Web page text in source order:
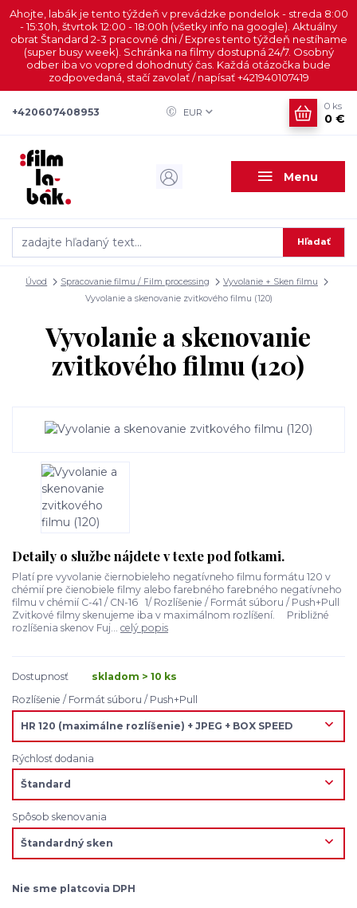
Ahojte, labák je tento týždeň v prevádzke pondelok - streda 8:00
- 15:30h, štvrtok 12:00 - 18:00h (všetky info na google). Aktuálny
obrat Štandard 2-3 pracovné dni / Expres tento týždeň nestíhame
(super busy week). Schránka na filmy dostupná 24/7. Osobný
odber iba vo vopred dohodnutý čas. Každá otázočka bude
zodpovedaná, stačí zavolať / napísať +421940107419
Menu
EUR
Hľadať
+420607408953
0 ks
0 €
Úvod Spracovanie filmu / Film processing
Vyvolanie + Sken filmu
Vyvolanie a skenovanie zvitkového filmu (120)
Vyvolanie a skenovanie
zvitkového filmu (120)
Detaily o službe nájdete v texte pod fotkami.
Platí pre vyvolanie čiernobieleho negatívneho filmu formátu 120 v
chémií pre čienobiele filmy alebo farebného farebného negatívneho
filmu v chémií C-41 / CN-16 1/ Rozlíšenie / Formát súboru / Push+Pull
Zvitkové filmy skenujeme iba v maximálnom rozlíšení. Približné
rozlíšenia skenov Fuj... celý popis
Dostupnosť
skladom > 10 ks
Rozlíšenie / Formát súboru / Push+Pull
Rýchlosť dodania
Spôsob skenovania
Nie sme platcovia DPH